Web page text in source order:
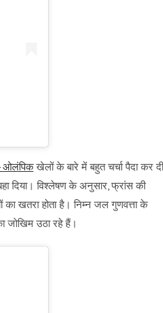
ओलंपिकखेलों के बारे में बहुत चर्चा पैदा कर दी
दिया। विश्लेषण के अनुसार, फ्रांस की
खतरा होता है। निम्न जल गुणवत्ता के
जोखिम उठा रहे हैं।